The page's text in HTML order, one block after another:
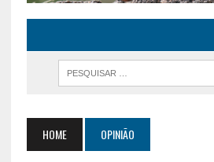
HOME OPINIÃO